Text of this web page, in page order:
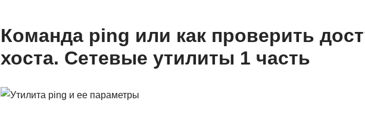
Команда ping или как проверить
хоста. Сетевые утилиты 1 часть